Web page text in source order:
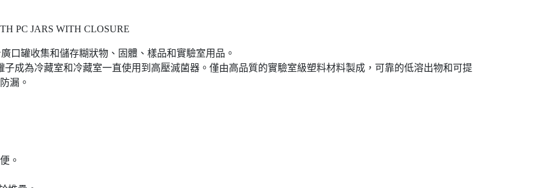
PC JARS WITH CLOSURE
口罐收集和儲存糊狀物、固體、樣品和實驗室用品。
子成為冷藏室和冷藏室一直使用到高壓滅菌器。僅由高品質的實驗室級塑料材料製成，可靠的低溶出物和可提
漏。
。